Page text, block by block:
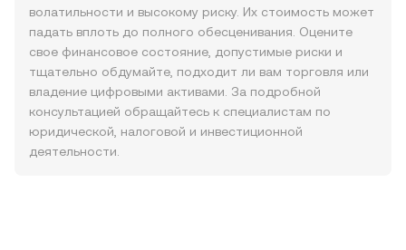
волатильности и высокому риску. Их стоимость может
падать вплоть до полного обесценивания. Оцените
свое финансовое состояние, допустимые риски и
тщательно обдумайте, подходит ли вам торговля или
владение цифровыми активами. За подробной
консультацией обращайтесь к специалистам по
юридической, налоговой и инвестиционной
деятельности.